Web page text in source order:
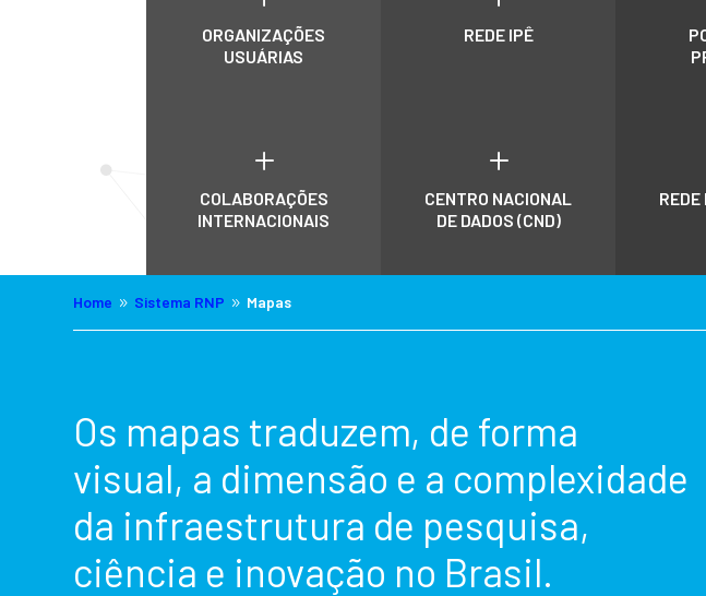
ORGANIZAÇÕES
USUÁRIAS
REDE IPÊ
L
COLABORAÇÕES
INTERNACIONAIS
L
CENTRO NACIONAL
DE DADOS (CND)
Home 9 Sistema RNP 9 Mapas
Os mapas traduzem, de forma
visual, a dimensão e a complexidade
da infraestrutura de pesquisa,
ciência e inovação no Brasil.